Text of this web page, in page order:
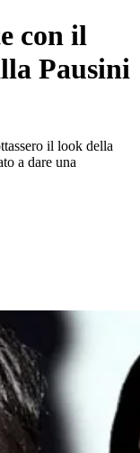
con il
Pausini
il look della
a dare una